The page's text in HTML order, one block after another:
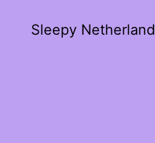
Sleepy